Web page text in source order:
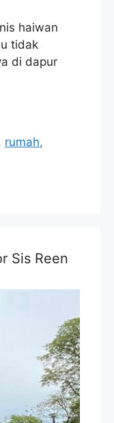
haiwan
tidak
di dapur
rumah,
Sis Reen